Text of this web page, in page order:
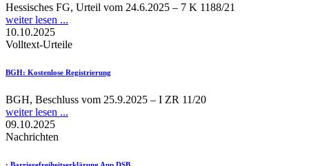
Hessisches FG, Urteil vom 24.6.2025 – 7 K 1188/21
weiter lesen ...
10.10.2025
Volltext-Urteile
BGH: Kostenlose Registrierung
BGH, Beschluss vom 25.9.2025 – I ZR 11/20
weiter lesen ...
09.10.2025
Nachrichten